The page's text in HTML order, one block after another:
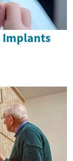
Implants